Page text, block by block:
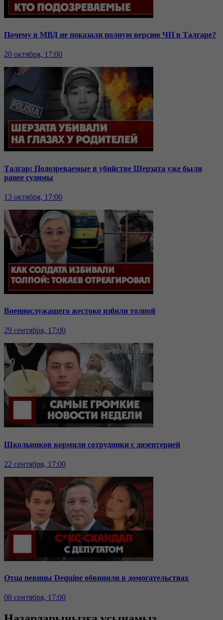
Почему в МВД не показали полную версию ЧП в Талгаре?
20 октября, 17:00
Талгар: Подозреваемые в убийстве Шерзата уже были
ранее судимы
13 октября, 17:00
Военнослужащего жестоко избили толпой
29 сентября, 17:00
Школьников кормили сотрудники с дизентерией
22 сентября, 17:00
Отца певицы Dequine обвинили в домогательствах
08 сентября, 17:00